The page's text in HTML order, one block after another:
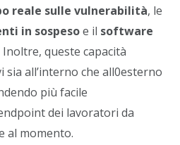
reale sulle vulnerabilità, le
in sospesoe il software
Inoltre, queste capacità
all’interno che all0esterno
più facile
dei lavoratori da
al momento.